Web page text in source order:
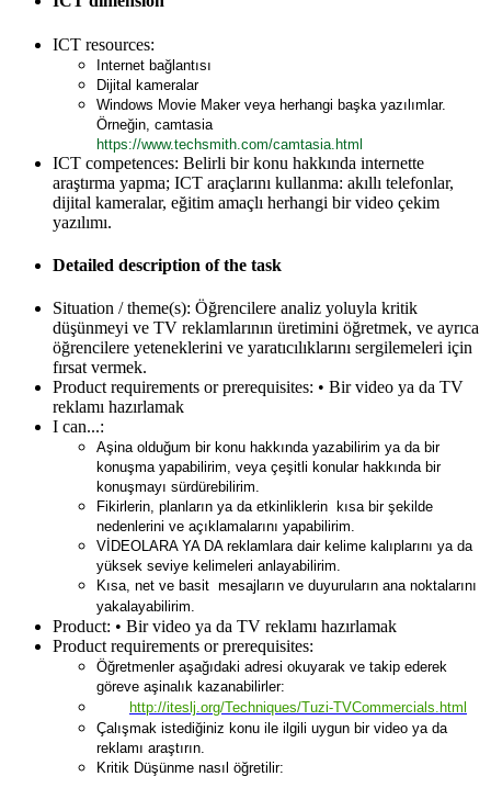
ICT resources:
Internet bağlantısı
Dijital kameralar
Windows Movie Maker veya herhangi başka yazılımlar.
Örneğin, camtasia
https://www.techsmith.com/camtasia.html
ICT competences: Belirli bir konu hakkında internette
araştırma yapma; ICT araçlarını kullanma: akıllı telefonlar,
dijital kameralar, eğitim amaçlı herhangi bir video çekim
yazılımı.
Detailed description of the task
Situation / theme(s): Öğrencilere analiz yoluyla kritik
düşünmeyi ve TV reklamlarının üretimini öğretmek, ve ayrıca
öğrencilere yeteneklerini ve yaratıcılıklarını sergilemeleri için
fırsat vermek.
Product requirements or prerequisites: • Bir video ya da TV
reklamı hazırlamak
I can...:
Aşina olduğum bir konu hakkında yazabilirim ya da bir
konuşma yapabilirim, veya çeşitli konular hakkında bir
konuşmayı sürdürebilirim.
Fikirlerin, planların ya da etkinliklerin kısa bir şekilde
nedenlerini ve açıklamalarını yapabilirim.
VİDEOLARA YA DA reklamlara dair kelime kalıplarını ya da
yüksek seviye kelimeleri anlayabilirim.
Kısa, net ve basit mesajların ve duyuruların ana noktalarını
yakalayabilirim.
Product: • Bir video ya da TV reklamı hazırlamak
Product requirements or prerequisites:
Öğretmenler aşağıdaki adresi okuyarak ve takip ederek
göreve aşinalık kazanabilirler:
http://iteslj.org/Techniques/Tuzi-TVCommercials.html
Çalışmak istediğiniz konu ile ilgili uygun bir video ya da
reklamı araştırın.
Kritik Düşünme nasıl öğretilir: